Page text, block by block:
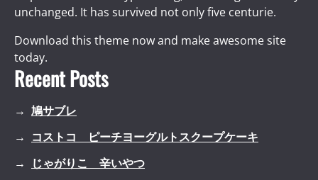
unchanged. It has survived not only five centurie.
Download this theme now and make awesome site
today.
Recent Posts
鳩サブレ
コストコ ピーチヨーグルトスクープケーキ
じゃがりこ 辛いやつ